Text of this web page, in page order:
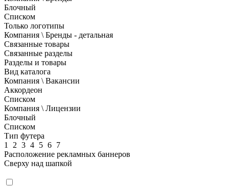
Блочный
Списком
Только логотипы
Компания \ Бренды - детальная
Связанные товары
Связанные разделы
Разделы и товары
Вид каталога
Компания \ Вакансии
Аккордеон
Списком
Компания \ Лицензии
Блочный
Списком
Тип футера
1
2 3 4 5 6 7
Расположение рекламных баннеров
Сверху над шапкой